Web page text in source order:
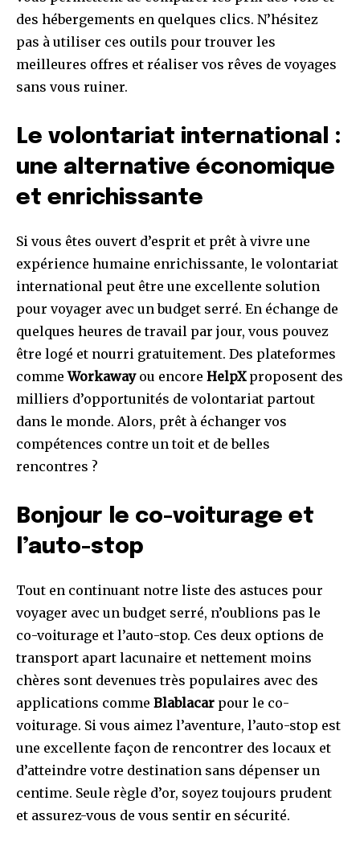
des hébergements en quelques clics. N’hésitez
pas à utiliser ces outils pour trouver les
meilleures offres et réaliser vos rêves de voyages
sans vous ruiner.
Le volontariat international :
une alternative économique
et enrichissante
Si vous êtes ouvert d’esprit et prêt à vivre une
expérience humaine enrichissante, le volontariat
international peut être une excellente solution
pour voyager avec un budget serré. En échange de
quelques heures de travail par jour, vous pouvez
être logé et nourri gratuitement. Des plateformes
commeWorkawayou encore HelpXproposent des
milliers d’opportunités de volontariat partout
dans le monde. Alors, prêt à échanger vos
compétences contre un toit et de belles
rencontres ?
Bonjour le co-voiturage et
l’auto-stop
Tout en continuant notre liste des astuces pour
voyager avec un budget serré, n’oublions pas le
co-voiturage et l’auto-stop. Ces deux options de
transport apart lacunaire et nettement moins
chères sont devenues très populaires avec des
applications comme Blablacar pour le co-
voiturage. Si vous aimez l’aventure, l’auto-stop est
une excellente façon de rencontrer des locaux et
d’atteindre votre destination sans dépenser un
centime. Seule règle d’or, soyez toujours prudent
et assurez-vous de vous sentir en sécurité.